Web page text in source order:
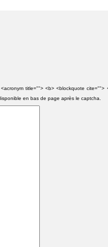
title=""> <b> <blockquote
en bas de page après le captcha.